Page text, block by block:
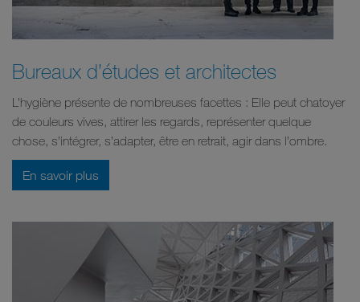
Bureaux d’études et architectes
L’hygiène présente de nombreuses facettes : Elle peut chatoyer
de couleurs vives, attirer les regards, représenter quelque
chose, s’intégrer, s’adapter, être en retrait, agir dans l’ombre.
En savoir plus